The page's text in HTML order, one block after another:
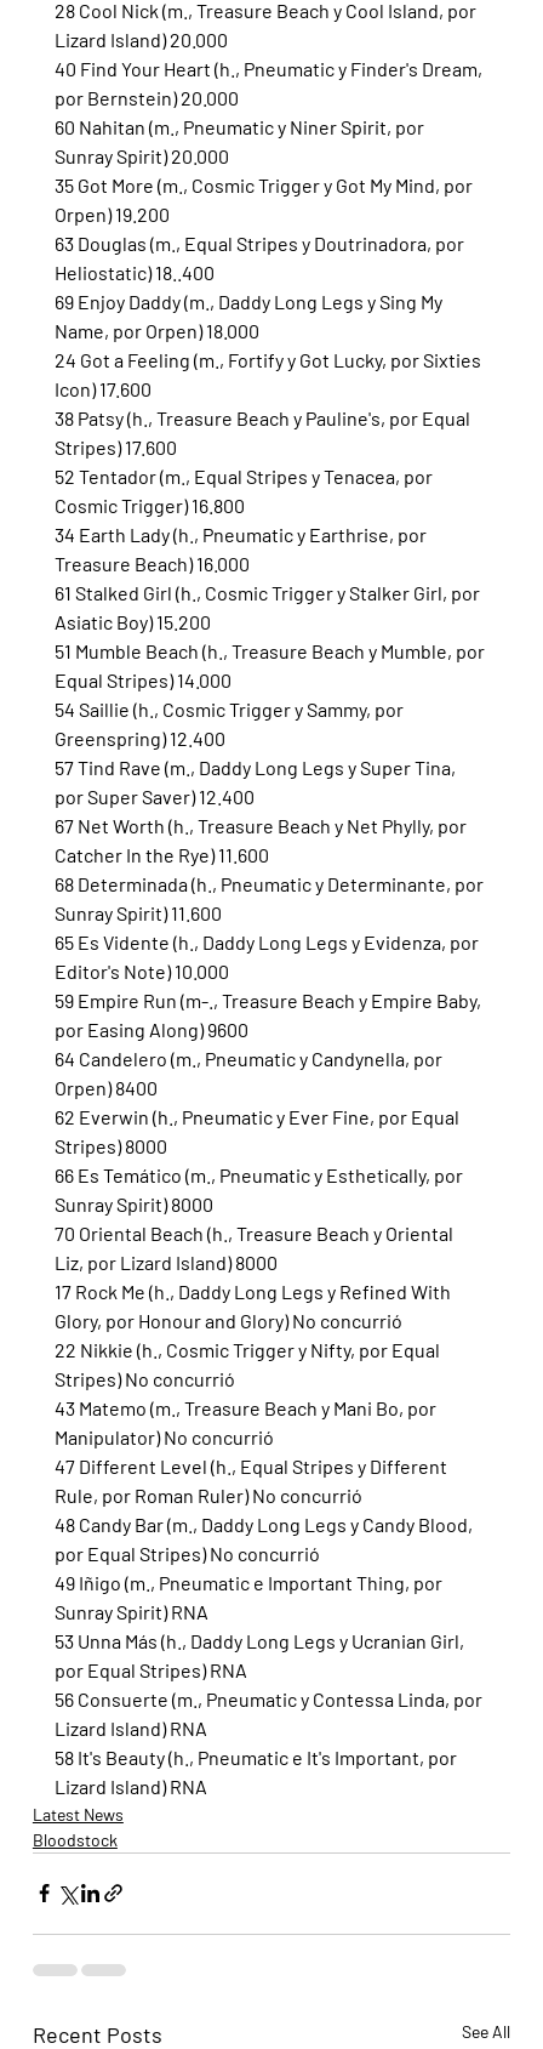
28 Cool Nick (m., Treasure Beach y Cool Island, por
Lizard Island) 20.000
40 Find Your Heart (h., Pneumatic y Finder's Dream,
por Bernstein) 20.000
60 Nahitan (m., Pneumatic y Niner Spirit, por
Sunray Spirit) 20.000
35 Got More (m., Cosmic Trigger y Got My Mind, por
Orpen) 19.200
63 Douglas (m., Equal Stripes y Doutrinadora, por
Heliostatic) 18..400
69 Enjoy Daddy (m., Daddy Long Legs y Sing My
Name, por Orpen) 18.000
24 Got a Feeling (m., Fortify y Got Lucky, por Sixties
Icon) 17.600
38 Patsy (h., Treasure Beach y Pauline's, por Equal
Stripes) 17.600
52 Tentador (m., Equal Stripes y Tenacea, por
Cosmic Trigger) 16.800
34 Earth Lady (h., Pneumatic y Earthrise, por
Treasure Beach) 16.000
61 Stalked Girl (h., Cosmic Trigger y Stalker Girl, por
Asiatic Boy) 15.200
51 Mumble Beach (h., Treasure Beach y Mumble, por
Equal Stripes) 14.000
54 Saillie (h., Cosmic Trigger y Sammy, por
Greenspring) 12.400
57 Tind Rave (m., Daddy Long Legs y Super Tina,
por Super Saver) 12.400
67 Net Worth (h., Treasure Beach y Net Phylly, por
Catcher In the Rye) 11.600
68 Determinada (h., Pneumatic y Determinante, por
Sunray Spirit) 11.600
65 Es Vidente (h., Daddy Long Legs y Evidenza, por
Editor's Note) 10.000
59 Empire Run (m-., Treasure Beach y Empire Baby,
por Easing Along) 9600
64 Candelero (m., Pneumatic y Candynella, por
Orpen) 8400
62 Everwin (h., Pneumatic y Ever Fine, por Equal
Stripes) 8000
66 Es Temático (m., Pneumatic y Esthetically, por
Sunray Spirit) 8000
70 Oriental Beach (h., Treasure Beach y Oriental
Liz, por Lizard Island) 8000
17 Rock Me (h., Daddy Long Legs y Refined With
Glory, por Honour and Glory) No concurrió
22 Nikkie (h., Cosmic Trigger y Nifty, por Equal
Stripes) No concurrió
43 Matemo (m., Treasure Beach y Mani Bo, por
Manipulator) No concurrió
47 Different Level (h., Equal Stripes y Different
Rule, por Roman Ruler) No concurrió
48 Candy Bar (m., Daddy Long Legs y Candy Blood,
por Equal Stripes) No concurrió
49 Iñigo (m., Pneumatic e Important Thing, por
Sunray Spirit) RNA
53 Unna Más (h., Daddy Long Legs y Ucranian Girl,
por Equal Stripes) RNA
56 Consuerte (m., Pneumatic y Contessa Linda, por
Lizard Island) RNA
58 It's Beauty (h., Pneumatic e It's Important, por
Lizard Island) RNA
Latest News
Bloodstock
Recent Posts See All